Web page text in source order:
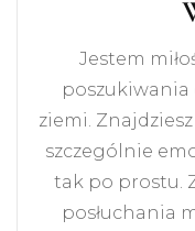
Jestem
poszukiwania
ziemi.
szczególnie
tak po prostu.
posłuchania